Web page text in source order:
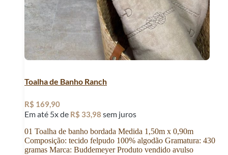
Toalha de Banho Ranch
R$ 169,90
Em até 5x de R$ 33,98 sem juros
01 Toalha de banho bordada Medida 1,50m x 0,90m
Composição: tecido felpudo 100% algodão Gramatura: 430
gramas Marca: Buddemeyer Produto vendido avulso